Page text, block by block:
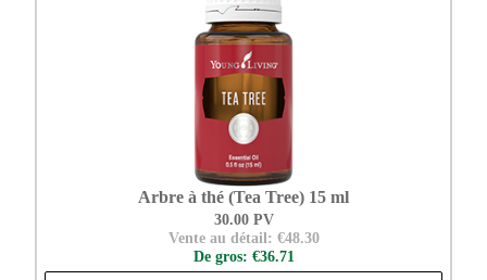
Arbre à thé (Tea Tree) 15 ml
30.00 PV
Vente au détail: €48.30
De gros: €36.71